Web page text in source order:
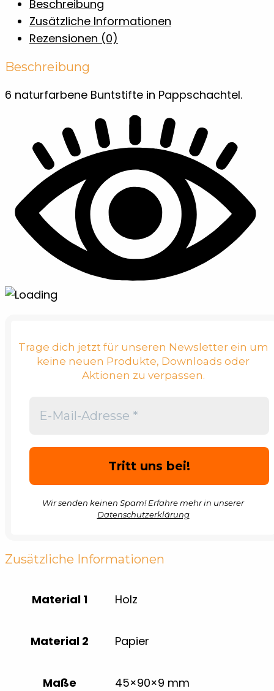
Beschreibung
Zusätzliche Informationen
Rezensionen (0)
Beschreibung
6 naturfarbene Buntstifte in Pappschachtel.
Trage dich jetzt für unseren Newsletter ein um
keine neuen Produkte, Downloads oder
Aktionen zu verpassen.
Wir senden keinen Spam! Erfahre mehr in unserer
Datenschutzerklärung
Zusätzliche Informationen
Material 1 Holz
Material 2 Papier
Maße 45×90×9 mm